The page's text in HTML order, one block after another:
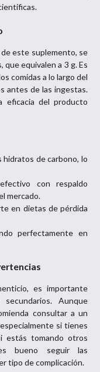
de este suplemento, se
que equivalen a 3 g. Es
comidas a lo largo del
antes de las ingestas.
eficacia del producto
hidratos de carbono, lo
con respaldo
mercado.
en dietas de pérdida
perfectamente en
es importante
Aunque
consultar a un
si tienes
estás tomando otros
bueno seguir las
tipo de complicación.